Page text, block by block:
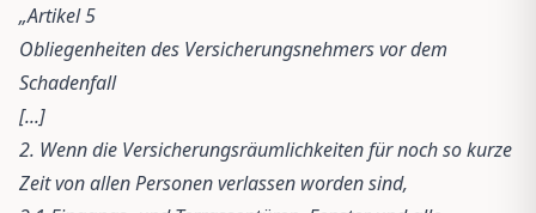
„Artikel 5
Obliegenheiten des Versicherungsnehmers vor dem
Schadenfall
[...]
2. Wenn die Versicherungsräumlichkeiten für noch so kurze
Zeit von allen Personen verlassen worden sind,